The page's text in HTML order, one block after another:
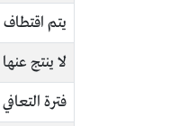
يتم اقتطاف
لا ينتج
فترة